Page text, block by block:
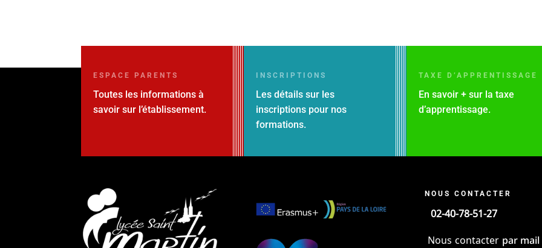
ESPACE PARENTS
Toutes les informations à
savoir sur l’établissement.
INSCRIPTIONS
Les détails sur les
inscriptions pour nos
formations.
TAXE D’APPRENTISSAGE
En savoir + sur la taxe
d’apprentissage.
NOUS CONTACTER
02-40-78-51-27
Nous contacter par mail